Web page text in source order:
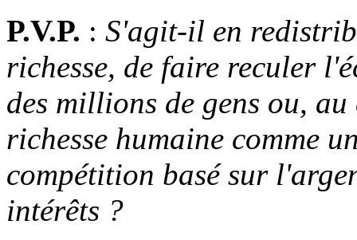
P.V.P. : S'agit-il en
richesse, de faire reculer
des millions de gens ou,
richesse humaine comme
compétition basé sur
intérêts ?